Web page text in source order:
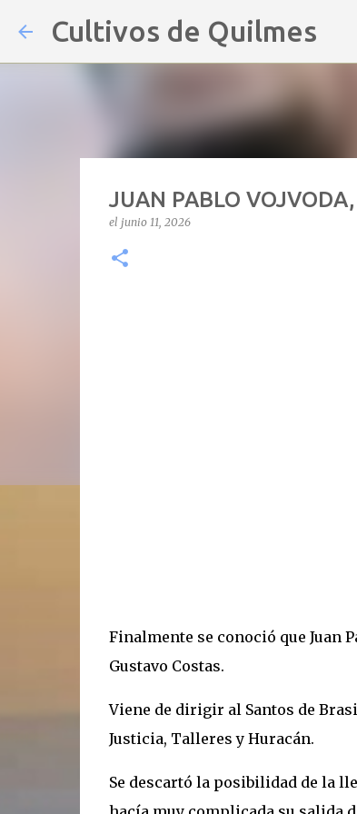
Cultivos de Quilmes
JUAN PABLO
el junio 11, 2026
Finalmente se conoció que Juan
Gustavo Costas.
Viene de dirigir al Santos de
Justicia, Talleres y Huracán.
Se descartó la posibilidad de la